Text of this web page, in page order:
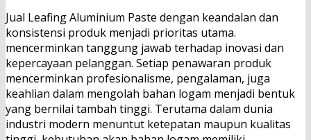
Jual Leafing Aluminium Paste dengan keandalan dan
konsistensi produk menjadi prioritas utama.
mencerminkan tanggung jawab terhadap inovasi dan
kepercayaan pelanggan. Setiap penawaran produk
mencerminkan profesionalisme, pengalaman, juga
keahlian dalam mengolah bahan logam menjadi bentuk
yang bernilai tambah tinggi. Terutama dalam dunia
industri modern menuntut ketepatan maupun kualitas